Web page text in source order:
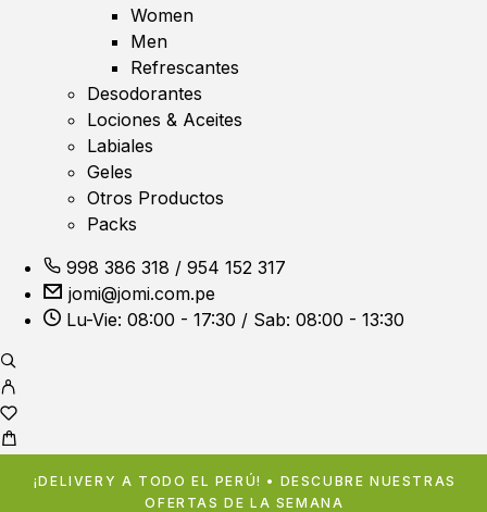
Women
Men
Refrescantes
Desodorantes
Lociones & Aceites
Labiales
Geles
Otros Productos
Packs
998 386 318 / 954 152 317
jomi@jomi.com.pe
Lu-Vie: 08:00 - 17:30 / Sab: 08:00 - 13:30
¡DELIVERY A TODO EL PERÚ! • DESCUBRE NUESTRAS
OFERTAS DE LA SEMANA